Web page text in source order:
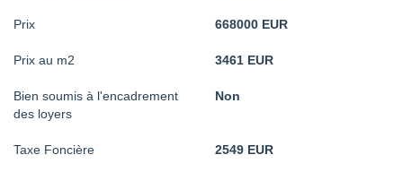
Prix 668000 EUR
Prix au m2 3461 EUR
Bien soumis à l'encadrement
des loyers
Non
Taxe Foncière 2549 EUR